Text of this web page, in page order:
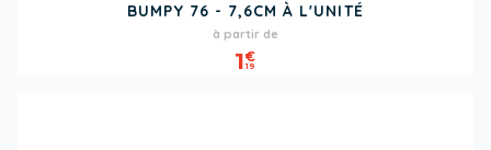
BUMPY 76 - 7,6CM À L'UNITÉ
Prix
à partir de
1€
19